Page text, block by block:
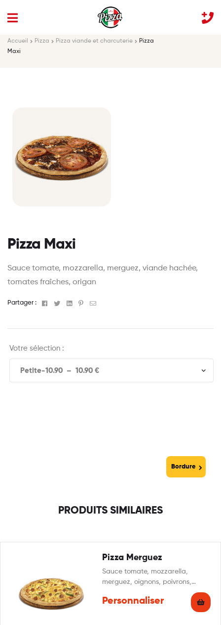
Accueil Pizza Pizza viande et charcuterie
Pizza
Maxi
Pizza Maxi
Sauce tomate, mozzarella, merguez, viande hachée,
tomates fraîches, origan
Partager : Facebook
TwitterLinkedinPinterest
Email
Votre sélection :
Bordure
PRODUITS SIMILAIRES
Pizza Merguez
Sauce tomate, mozzarella,
merguez, oignons, poivrons,
Personnaliser